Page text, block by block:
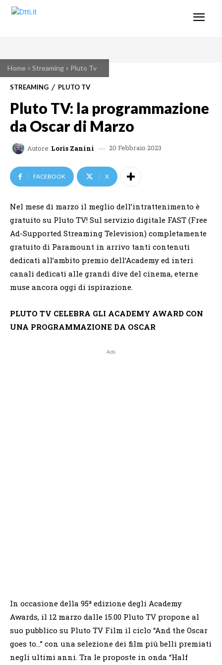
Home Streaming Pluto Tv
STREAMING PLUTO TV
Pluto TV: la programmazione
da Oscar di Marzo
Autore Loris Zanini 20 Febbraio 2023
FACEBOOK X
Nel mese di marzo il meglio dell’intrattenimento è
gratuito su Pluto TV! Sul servizio digitale FAST (Free
Ad-Supported Streaming Television) completamente
gratuito di Paramount in arrivo tanti contenuti
dedicati all’ambito premio dell’Academy ed interi
canali dedicati alle grandi dive del cinema, eterne
muse ancora oggi di ispirazione.
PLUTO TV CELEBRA GLI ACADEMY AWARD CON
UNA PROGRAMMAZIONE DA OSCAR
Ads
In occasione della 95ª edizione degli Academy
Awards, il 12 marzo dalle 15.00 Pluto TV propone al
suo pubblico su Pluto TV Film il ciclo “And the Oscar
goes to…” con una selezione dei film più belli premiati
negli ultimi anni. Tra le proposte in onda “Half